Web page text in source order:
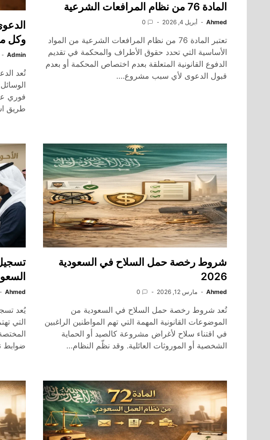
المادة 76 من نظام المرافعات الشرعية
Ahmed أبريل 4, 2026 0
تعتبر المادة 76 من نظام المرافعات الشرعية من المواد
الأساسية التي تحدد حقوق الأطراف والمحكمة في تقديم
الدفوع القانونية المتعلقة بعدم اختصاص المحكمة أو بعدم
قبول الدعوى لأي سبب مشروع.…
وكل
Admin
تُعد
فوري
طريق
شروط رخصة حمل السلاح في السعودية
2026
Ahmed مارس 12, 2026 0
تُعد شروط رخصة حمل السلاح في السعودية من
الموضوعات القانونية المهمة التي تهم المواطنين الراغبين
في اقتناء سلاح لأغراض مشروعة كالصيد أو الحماية
الشخصية أو الموروثات العائلية. وقد نظّم النظام…
Ahmed
يُعد
التي
ضوابط